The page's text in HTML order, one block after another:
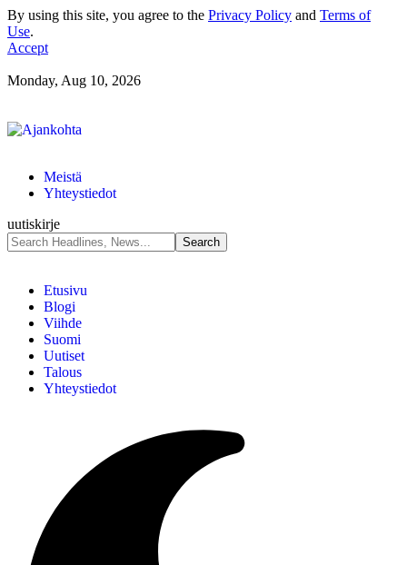
By using this site, you agree to the Privacy Policy and Terms of
Use.
Accept
Monday, Aug 10, 2026
Meistä
Yhteystiedot
uutiskirje
Etusivu
Blogi
Viihde
Suomi
Uutiset
Talous
Yhteystiedot